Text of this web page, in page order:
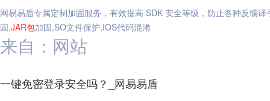
网易易盾专属定制加固服务，有效提高 SDK 安全等级，防止各种反编
固,JAR包加固,SO文件保护,IOS代码混淆
来自：网站
一键免密登录安全吗？_网易易盾